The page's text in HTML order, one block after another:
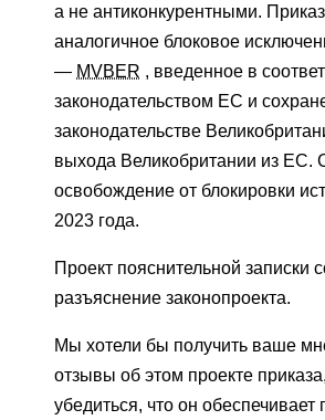
а не антиконкурентными.
аналогичное блоковое
— MVBER , введенное в
законодательством ЕС и
законодательстве
выхода Великобритании из ЕС.
освобождение от блокировки
2023 года.
Проект пояснительной записки
разъяснение законопроекта.
Мы хотели бы получить ваше
отзывы об этом проекте
убедиться, что он